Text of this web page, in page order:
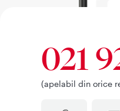
021
(apelabil din orice